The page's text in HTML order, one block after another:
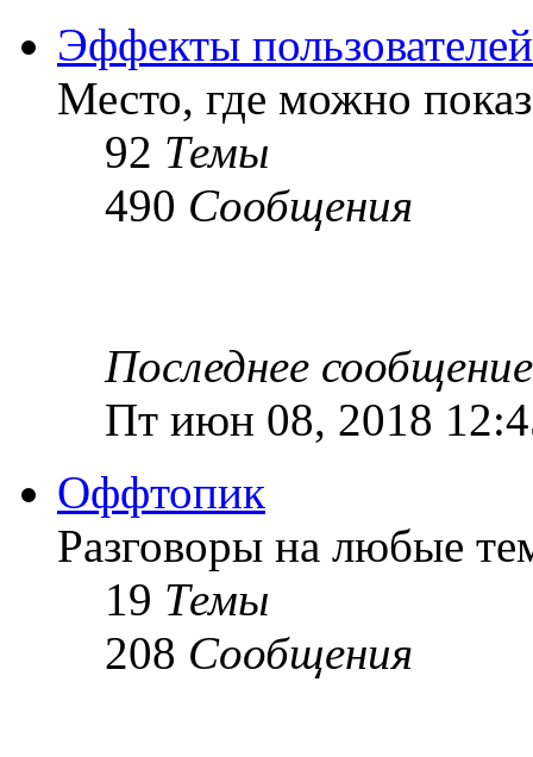
Эффекты пользователей
Место, где можно
92 Темы
490 Сообщения
Последнее сообщение
Пт июн 08, 2018
Оффтопик
Разговоры на любые
19 Темы
208 Сообщения